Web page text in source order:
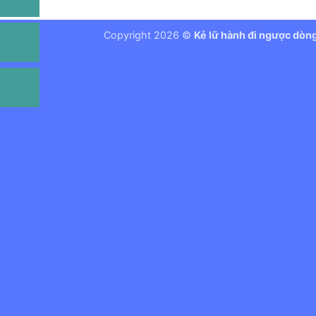
Copyright 2026 © Kẻ lữ hành đi ngược